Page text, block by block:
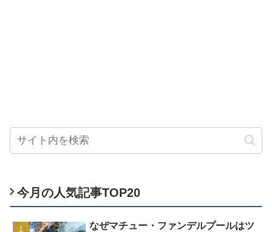
今月の人気記事TOP20
なぜマチュー・ファンデルプールはツ